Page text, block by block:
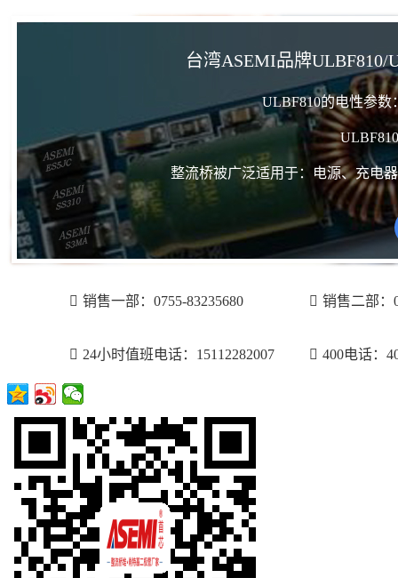
台湾ASEMI品牌ULBF810/
ULBF810的电性参数
整流桥被广泛适用于：电源、充电
销售一部：0755-83235680 销售二部：
24小时值班电话：15112282007 400电话：